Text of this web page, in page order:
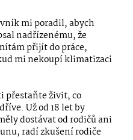
mi poradil, abych
nadřízenému, že
přijít do práce,
mi nekoupí klimatizaci
přestaňte živit, co
Už od 18 let by
dostávat od rodičů ani
radí zkušení rodiče